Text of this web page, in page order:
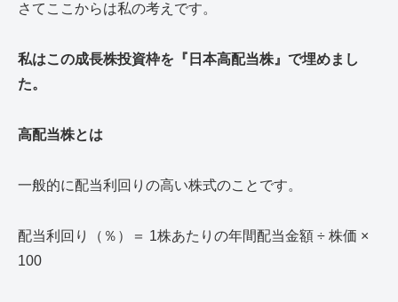
さてここからは私の考えです。
私はこの成長株投資枠を『日本高配当株』で埋めまし
た。
高配当株とは
一般的に配当利回りの高い株式のことです。
配当利回り（％）＝ 1株あたりの年間配当金額 ÷ 株価 ×
100